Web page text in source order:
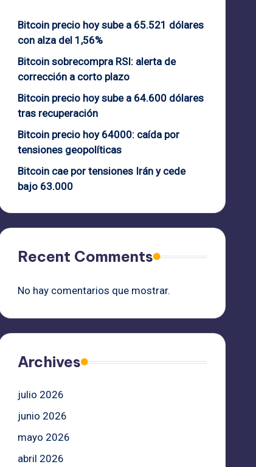
Bitcoin precio hoy sube a 65.521 dólares
con alza del 1,56%
Bitcoin sobrecompra RSI: alerta de
corrección a corto plazo
Bitcoin precio hoy sube a 64.600 dólares
tras recuperación
Bitcoin precio hoy 64000: caída por
tensiones geopolíticas
Bitcoin cae por tensiones Irán y cede
bajo 63.000
Recent Comments
No hay comentarios que mostrar.
Archives
julio 2026
junio 2026
mayo 2026
abril 2026